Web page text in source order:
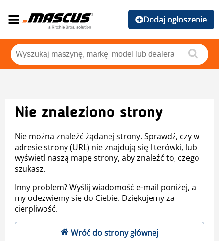
Dodaj ogłoszenie
Nie znaleziono strony
Nie można znaleźć żądanej strony. Sprawdź, czy w
adresie strony (URL) nie znajdują się literówki, lub
wyświetl naszą mapę strony, aby znaleźć to, czego
szukasz.
Inny problem? Wyślij wiadomość e-mail poniżej, a
my odezwiemy się do Ciebie. Dziękujemy za
cierpliwość.
Wróć do strony głównej